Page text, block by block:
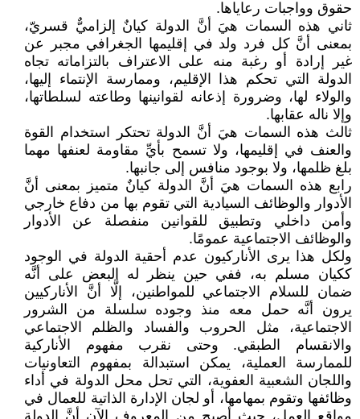
حقوق وواجبات رعاياها.
ثاني هذه السمات هيَ أنَّ الدولة كيانٌ إلزاميٌّ قسريّ،
بمعنى أنَّ كل فرد ولد في إقليمها الجغرافي مجبر عن
غير إرادة أو رغبة منه على الاعتراف بالتزاماته تجاه
الدولة التي تحكم هذا الإقليم، وممارسة الإنتماء إليها،
والولاء لها، وضرورة إذعانه لقوانينها وطاعته لسلطاتها،
وإلا ناله عقابها.
ثالث هذه السمات هيَ أنَّ الدولة تحتكر استخدام القوة
والعنف في إقليمها، ولا تسمح بأيِّ مقاومة لعنفها مهما
بلغ ظلمها، ولا بوجود منافس إلى جانبها.
رابع هذه السمات هيَ أنَّ الدولة كيانٌ متميز بمعنى أنَّ
الأدوار والوظائف السيادية التي تقوم بها من دفاع خارجي
وأمن داخلي وتطبيق للقوانين منفصلة عن الأدوار
والوظائف الاجتماعية عمومًا.
ولكل هذا يرى الأناركيون عدم أحقية الدولة في الوجود
ككيان مسلم به، ففي حين ينظر له البعض على أنَّه
ضمان للسلام الاجتماعي للمواطنين، إلَّا أنَّ الأناركيين
يرون أنَّه حمل معه منذ وجوده سلسلة من الشرور
الاجتماعية، مثل الحروب والفساد والظلم الاجتماعي
والانقسام الطبقي. وحتى نقرب مفهوم الأناركية
للممارسة العملية، يمكن استبدالة بمفهوم التعاونيات
واللجان الشعبية العفوية، التي تحل محل الدولة في أداء
وظائفها وتقوم بمهامها، أو لجان الإدارة الذاتية للعمال في